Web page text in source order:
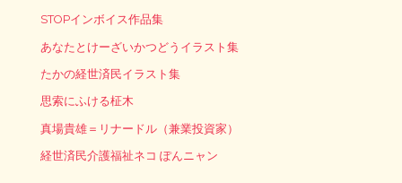
STOPインボイス作品集
あなたとけーざいかつどうイラスト集
たかの経世済民イラスト集
思索にふける柾木
真場貴雄＝リナードル（兼業投資家）
経世済民介護福祉ネコ ぽんニャン